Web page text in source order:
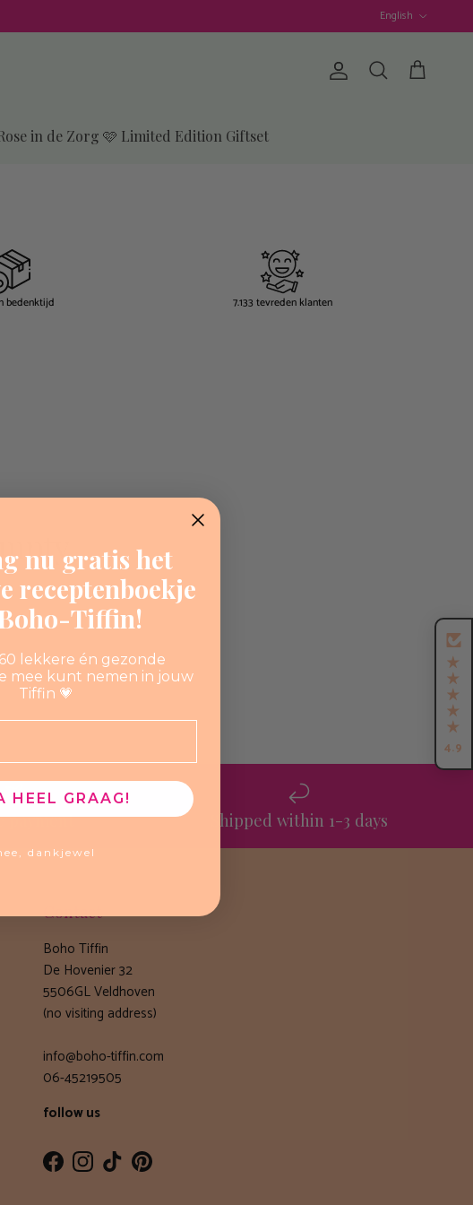
English
Account
Search Cart
in de Zorg 🩷 Limited Edition Giftset
bedenktijd 7.133 tevreden klanten
payment Shipped within 1-3 days
Contact
Boho Tiffin
De Hovenier 32
5506GL Veldhoven
(no visiting address)
info@boho-tiffin.com
06-45219505
follow us
FacebookInstagram
TikTokPinterest
4.9
nu gratis het
receptenboekje
Tiffin!
lekkere én gezonde
mee kunt nemen in jouw
Tiffin 💗
HEEL GRAAG!
dankjewel